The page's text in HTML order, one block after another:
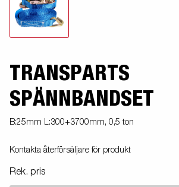
TRANSPARTS
SPÄNNBANDSET
B:25mm L:300+3700mm, 0,5 ton
Kontakta återförsäljare för produkt
Rek. pris